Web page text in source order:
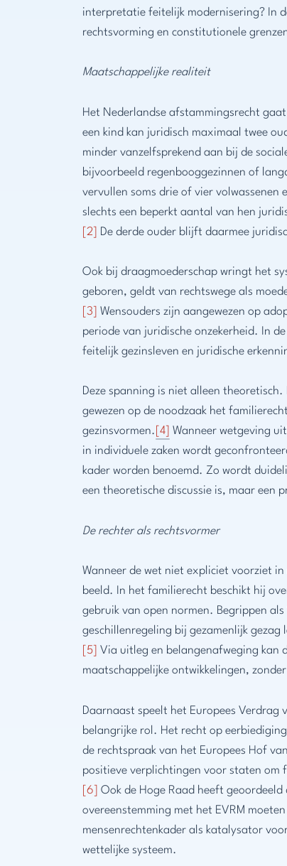
interpretatie feitelijk modernisering? In
rechtsvorming en constitutionele
Maatschappelijke realiteit
Het Nederlandse afstammingsrecht
een kind kan juridisch maximaal twee
minder vanzelfsprekend aan bij de
bijvoorbeeld regenbooggezinnen of
vervullen soms drie of vier volwassenen
slechts een beperkt aantal van hen
[2]
De derde ouder blijft daarmee
Ook bij draagmoederschap wringt het
geboren, geldt van rechtswege als
[3]
Wensouders zijn aangewezen op
periode van juridische onzekerheid. In
feitelijk gezinsleven en juridische
Deze spanning is niet alleen
gewezen op de noodzaak het
gezinsvormen. [4]
Wanneer wetgeving
in individuele zaken wordt
kader worden benoemd. Zo wordt
een theoretische discussie is, maar een
De rechter als rechtsvormer
Wanneer de wet niet expliciet voorziet
beeld. In het familierecht beschikt hij
gebruik van open normen. Begrippen
geschillenregeling bij gezamenlijk
[5]
Via uitleg en belangenafweging kan
maatschappelijke ontwikkelingen,
Daarnaast speelt het Europees Verdrag
belangrijke rol. Het recht op
de rechtspraak van het Europees Hof
positieve verplichtingen voor staten om
[6]
Ook de Hoge Raad heeft
overeenstemming met het EVRM
mensenrechtenkader als katalysator
wettelijke systeem.